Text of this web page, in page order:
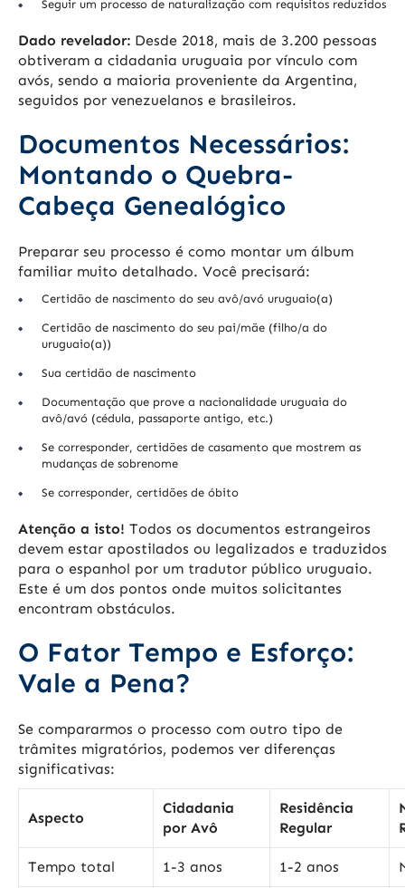
Seguir um processo de naturalização com requisitos reduzidos
Dado revelador: Desde 2018, mais de 3.200 pessoas
obtiveram a cidadania uruguaia por vínculo com
avós, sendo a maioria proveniente da Argentina,
seguidos por venezuelanos e brasileiros.
Documentos Necessários:
Montando o Quebra-
Cabeça Genealógico
Preparar seu processo é como montar um álbum
familiar muito detalhado. Você precisará:
Certidão de nascimento do seu avô/avó uruguaio(a)
Certidão de nascimento do seu pai/mãe (filho/a do
uruguaio(a))
Sua certidão de nascimento
Documentação que prove a nacionalidade uruguaia do
avô/avó (cédula, passaporte antigo, etc.)
Se corresponder, certidões de casamento que mostrem as
mudanças de sobrenome
Se corresponder, certidões de óbito
Atenção a isto! Todos os documentos estrangeiros
devem estar apostilados ou legalizados e traduzidos
para o espanhol por um tradutor público uruguaio.
Este é um dos pontos onde muitos solicitantes
encontram obstáculos.
O Fator Tempo e Esforço:
Vale a Pena?
Se compararmos o processo com outro tipo de
trâmites migratórios, podemos ver diferenças
significativas:
Aspecto
Cidadania
por Avô
Residência
Regular
Tempo total 1-3 anos 1-2 anos